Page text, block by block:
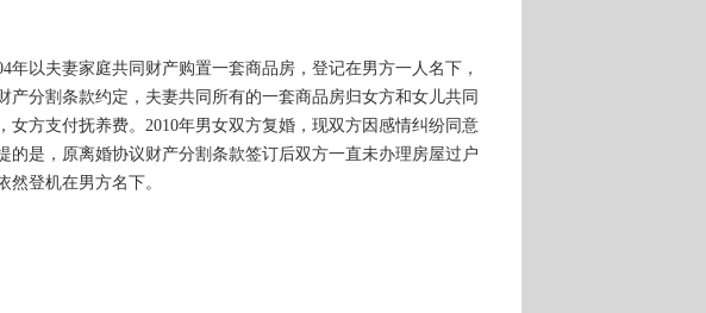
年以夫妻家庭共同财产购置一套商品房，登记在男方一人名下，
产分割条款约定，夫妻共同所有的一套商品房归女方和女儿共同
方支付抚养费。2010年男女双方复婚，现双方因感情纠纷同意
的是，原离婚协议财产分割条款签订后双方一直未办理房屋过户
登机在男方名下。